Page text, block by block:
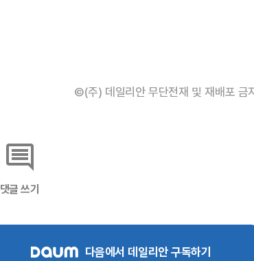
©(주) 데일리안 무단전재 및 재배포 금
댓글 쓰기
다음에서 데일리안 구독하기